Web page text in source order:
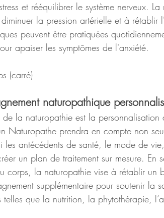
et rééquilibrer le système nerveux.
la pression artérielle et à rétablir
peuvent être pratiquées
apaiser les symptômes de l'anxiété.
(carré)
naturopathique
de la naturopathie est la personnalisation
Naturopathe prendra en compte non
les antécédents de santé, le mode de
un plan de traitement sur mesure. En
corps, la naturopathie vise à rétablir un
supplémentaire pour soutenir la
que la nutrition, la phytothérapie,